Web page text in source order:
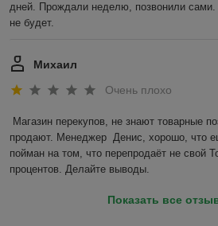
дней. Прождали неделю, позвонили сами.
не будет.
Михаил
Очень плохо
Магазин перекупов, не знают товарные
продают. Менеджер  Денис, хорошо, что
пойман на том, что перепродаёт не свой
процентов. Делайте выводы.
Показать все